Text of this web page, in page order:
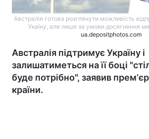
Австралія готова розглянути можливість
Укаїну, але лише за умови досягнення
ua.depositphotos.com
Австралія підтримує Україну і
залишатиметься на її боці
буде потрібно", заявив
країни.